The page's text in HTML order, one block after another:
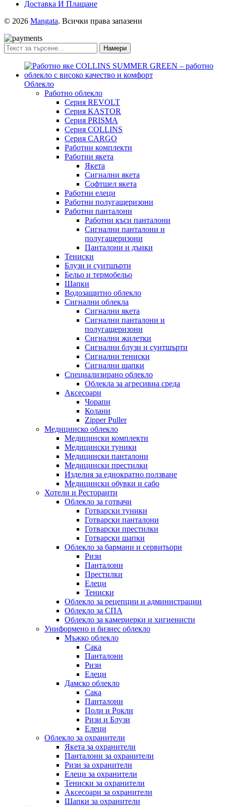
Доставка И Плащане
© 2026 Mangata. Всички права запазени
Намери
Облекло
Работно облекло
Серия REVOLT
Серия KASTOR
Серия PRISMA
Серия COLLINS
Серия CARGO
Работни комплекти
Работни якета
Якета
Сигнални якета
Софтшел якета
Работни елеци
Работни полугащеризони
Работни панталони
Работни къси панталони
Сигнални панталони и
полугащеризони
Панталони и дънки
Тениски
Блузи и суитшърти
Бельо и термобельо
Шапки
Водозащитно облекло
Сигнални облекла
Сигнални якета
Сигнални панталони и
полугащеризони
Сигнални жилетки
Сигнални блузи и суитшърти
Сигнални тениски
Сигнални шапки
Специализирано облекло
Облекла за агресивна среда
Аксесоари
Чорапи
Колани
Zipper Puller
Медицинско облекло
Медицински комплекти
Медицински туники
Медицински панталони
Медицински престилки
Изделия за еднократно ползване
Медицински обувки и сабо
Хотели и Ресторанти
Облекло за готвачи
Готварски туники
Готварски панталони
Готварски престилки
Готварски шапки
Облекло за бармани и сервитьори
Ризи
Панталони
Престилки
Елеци
Тениски
Облекло за рецепции и администрации
Облекло за СПА
Облекло за камериерки и хигиенисти
Униформено и бизнес облекло
Мъжко облекло
Сака
Панталони
Ризи
Елеци
Дамско облекло
Сака
Панталони
Поли и Рокли
Ризи и Блузи
Елеци
Облекло за охранители
Якета за охранители
Панталони за охранители
Ризи за охранители
Елеци за охранители
Тениски за охранители
Аксесоари за охранители
Шапки за охранители